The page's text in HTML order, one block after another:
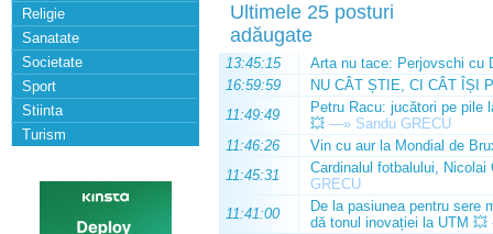
Religie
Sanatate
Societate
Sport
Stiinta
Turism
Ultimele 25 posturi
adăugate
13:45:15
Arta nu tace: Perjovschi cu
16:59:59
NU CÂT ȘTIE, CI CÂT ÎȘI
11:49:49
Petru Racu: jucători pe pile
💥 —» Sandu GRECU
11:46:26
Vin cu aur la Mondial de
11:45:31
Cardinalul fotbalului,
GRECU
11:41:00
De la pasiunea pentru sere
dă tonul inovației la UTM 💥